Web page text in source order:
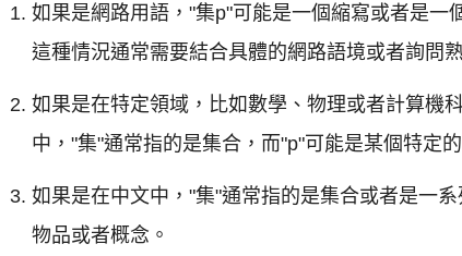
如果是網路用語，"集p"可能是一個縮寫或者是一
這種情況通常需要結合具體的網路語境或者詢問
如果是在特定領域，比如數學、物理或者計算機
中，"集"通常指的是集合，而"p"可能是某個特定
如果是在中文中，"集"通常指的是集合或者是一
物品或者概念。